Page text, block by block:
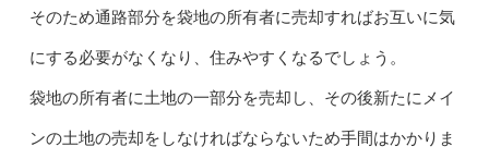
そのため通路部分を袋地の所有者に売却すればお互いに気
にする必要がなくなり、住みやすくなるでしょう。
袋地の所有者に土地の一部分を売却し、その後新たにメイ
ンの土地の売却をしなければならないため手間はかかりま